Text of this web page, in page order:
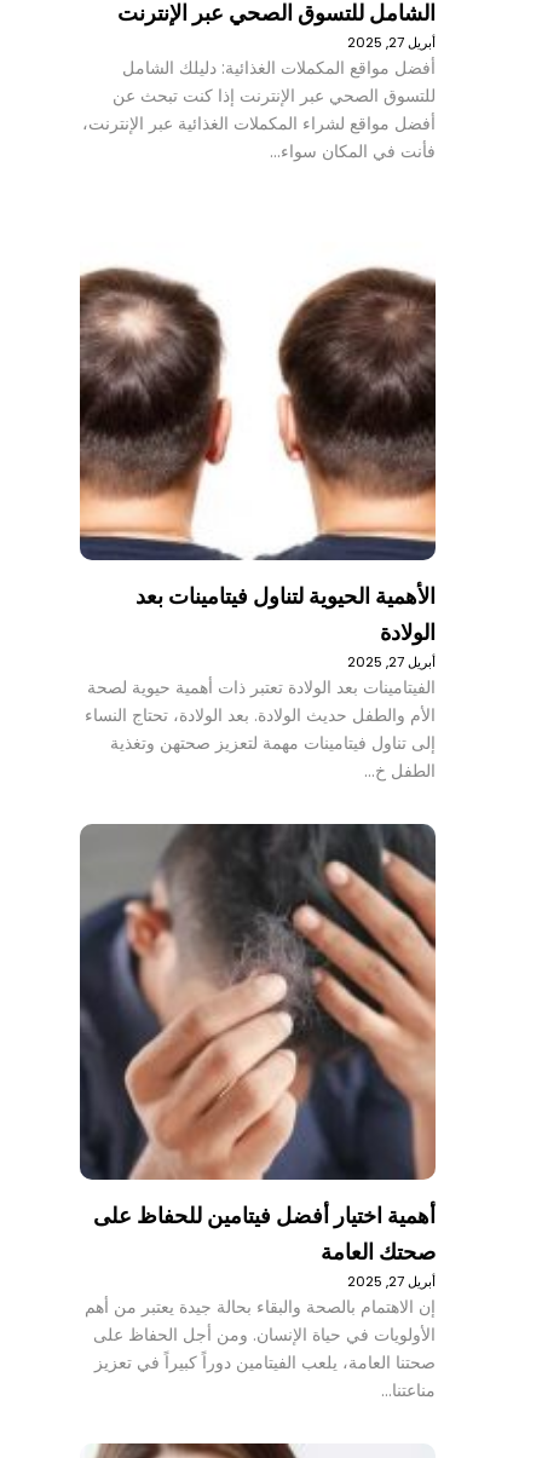
الشامل للتسوق الصحي عبر الإنترنت
أبريل 27, 2025
أفضل مواقع المكملات الغذائية: دليلك الشامل
للتسوق الصحي عبر الإنترنت إذا كنت تبحث عن
أفضل مواقع لشراء المكملات الغذائية عبر الإنترنت،
فأنت في المكان سواء…
الأهمية الحيوية لتناول فيتامينات بعد
الولادة
أبريل 27, 2025
الفيتامينات بعد الولادة تعتبر ذات أهمية حيوية لصحة
الأم والطفل حديث الولادة. بعد الولادة، تحتاج النساء
إلى تناول فيتامينات مهمة لتعزيز صحتهن وتغذية
الطفل خ…
أهمية اختيار أفضل فيتامين للحفاظ على
صحتك العامة
أبريل 27, 2025
إن الاهتمام بالصحة والبقاء بحالة جيدة يعتبر من أهم
الأولويات في حياة الإنسان. ومن أجل الحفاظ على
صحتنا العامة، يلعب الفيتامين دوراً كبيراً في تعزيز
مناعتنا…